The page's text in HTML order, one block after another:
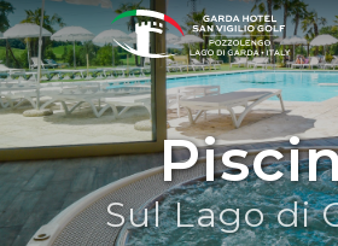
Sul Lago di